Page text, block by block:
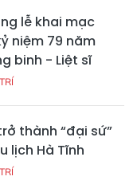
lễ khai mạc
niệm 79 năm
binh - Liệt sĩ
thành “đại sứ”
lịch Hà Tĩnh